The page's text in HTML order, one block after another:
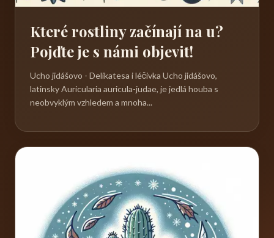
Které rostliny začínají na u?
Pojďte je s námi objevit!
Ucho jidášovo - Delikatesa i léčivka Ucho jidášovo,
latinsky Auricularia auricula-judae, je jedlá houba s
neobvyklým vzhledem a mnoha...